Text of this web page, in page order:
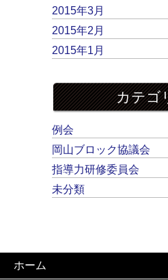
2015年3月
2015年2月
2015年1月
カテゴ
例会
岡山ブロック協議会
指導力研修委員会
未分類
ホーム